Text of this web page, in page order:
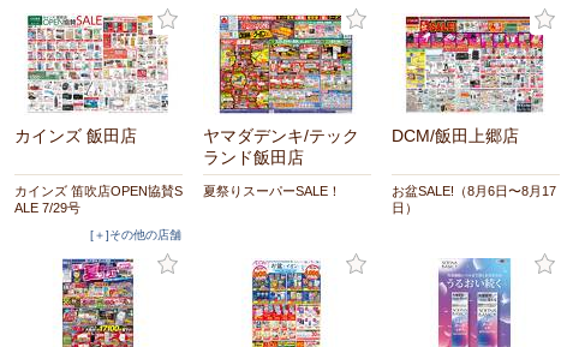
カインズ 飯田店
カインズ 笛吹店OPEN協賛S
ALE 7/29号
[＋]その他の店舗
ヤマダデンキ/テック
ランド飯田店
夏祭りスーパーSALE！
DCM/飯田上郷店
お盆SALE!（8月6日〜8月17
日）